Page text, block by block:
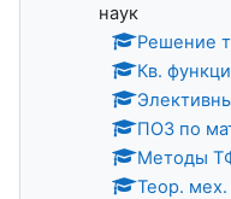
наук
Решение
Кв.
ПОЗ по
Методы
Теор. мех.